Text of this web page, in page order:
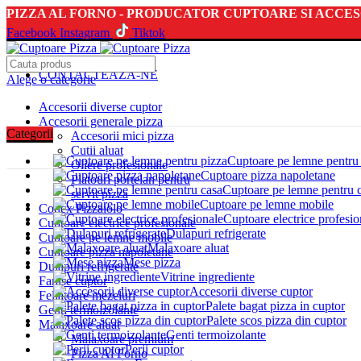
PIZZA AL FORNO - PRODUCATOR CUPTOARE SI
Facebook Instagram
Tiktok
NEWSLETTER
CONTACTEAZA-NE
Alege o categorie
Accesorii diverse cuptor
Accesorii generale pizza
Accesorii mici pizza
Cutii aluat
Oliere profesionale
Platouri portelan pentru
servit pizza
Codex Pizzaiolo
Cuptoare electrice profesionale
Cuptoare pe lemne mobile
Cuptoare pizza napoletane
Dulapuri refrigerate
Farase cuptor
Feliatoare mezeluri
Genti termoizolante
Malaxoare aluat
Malaxoare premium
Pizza Al Forno
Categorii
Cuptoare pe lemne pentru
Cuptoare pizza napoletane
Cuptoare pe lemne pentru
Cuptoare pe lemne mobile
Cuptoare electrice
Dulapuri refrigerate
Malaxoare aluat
Mese pizza
Vitrine ingrediente
Accesorii diverse cuptor
Palete bagat pizza in cuptor
Palete scos pizza din cuptor
Genti termoizolante
Perii cuptor
Click to enlarge